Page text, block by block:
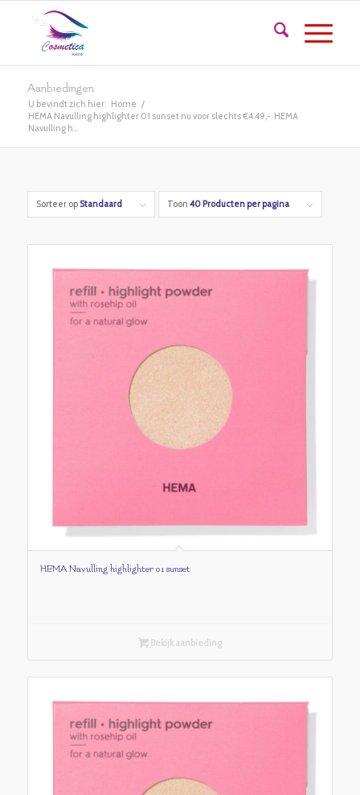
Aanbiedingen
U bevindt zich hier: Home /
HEMA Navulling highlighter 01 sunset nu voor slechts €4.49,-. HEMA
Navulling h...
Sorteer op Standaard Toon 40 Producten per pagina
HEMA Navulling highlighter 01 sunset
Bekijk aanbieding